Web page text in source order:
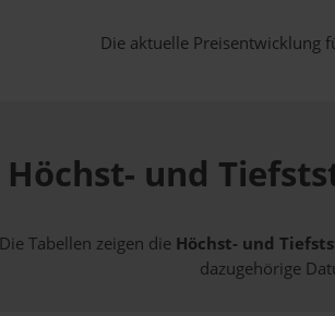
Die aktuelle Preisentwicklung
Höchst- und
Die Tabellen zeigen die Höchst- und
dazugehörige